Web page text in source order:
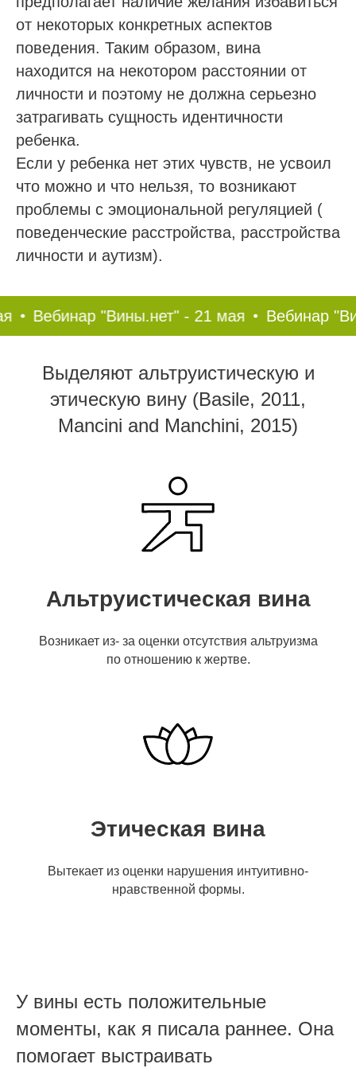
от некоторых конкретных аспектов
поведения. Таким образом, вина
находится на некотором расстоянии от
личности и поэтому не должна серьезно
затрагивать сущность идентичности
ребенка.
Если у ребенка нет этих чувств, не усвоил
что можно и что нельзя, то возникают
проблемы с эмоциональной регуляцией (
поведенческие расстройства, расстройства
личности и аутизм).
Вебинар "Вины.нет" - 21 мая Вебинар
Выделяют альтруистическую и
этическую вину (Basile, 2011,
Mancini and Manchini, 2015)
Альтруистическая вина
Возникает из- за оценки отсутствия альтруизма
по отношению к жертве.
Этическая вина
Вытекает из оценки нарушения интуитивно-
нравственной формы.
У вины есть положительные
моменты, как я писала раннее. Она
помогает выстраивать